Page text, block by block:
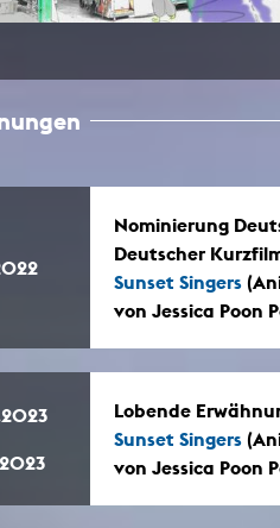
Nominierung
Deutscher
Sunset Singers
von Jessica Poon
Lobende
Sunset Singers
von Jessica Poon